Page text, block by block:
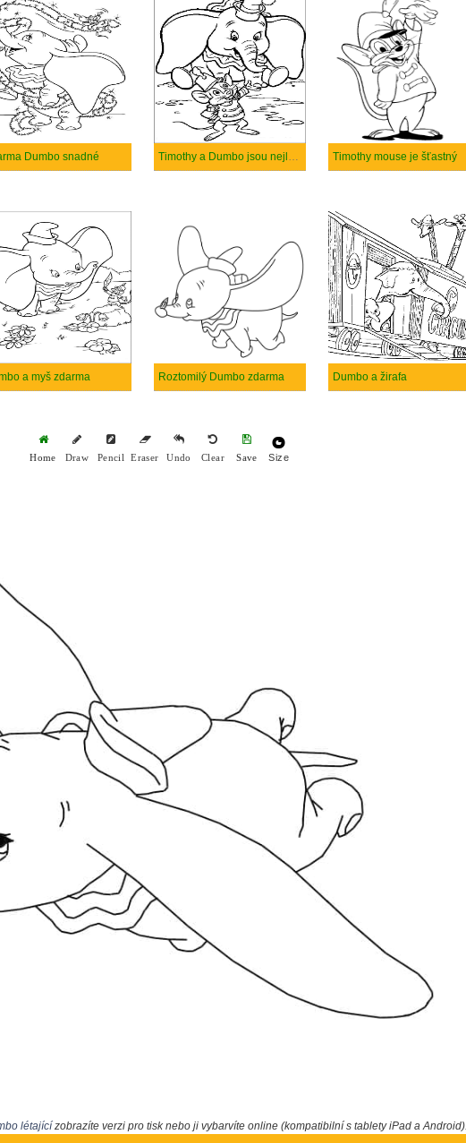
Dumbo snadné Timothy mouse je šťastný
a myš zdarma Roztomilý Dumbo zdarma Dumbo a žirafa
Home Draw Pencil Eraser Undo Clear Save Size
létajícízobrazíte verzi pro tisk nebo ji vybarvíte online (kompatibilní s tablety iPad a Android).